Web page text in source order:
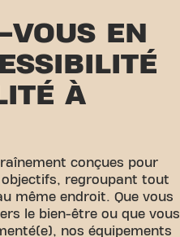
VOUS EN
À
conçues pour
regroupant tout
même endroit. Que vous
le bien-être ou que vous
nos équipements